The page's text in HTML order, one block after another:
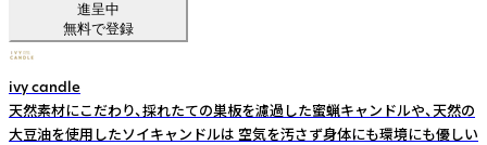
進呈中
無料で登録
ivy candle
天然素材にこだわり、採れたての巣板を濾過した蜜蝋キャンドルや、天然の
大豆油を使用したソイキャンドルは 空気を汚さず身体にも環境にも優しい